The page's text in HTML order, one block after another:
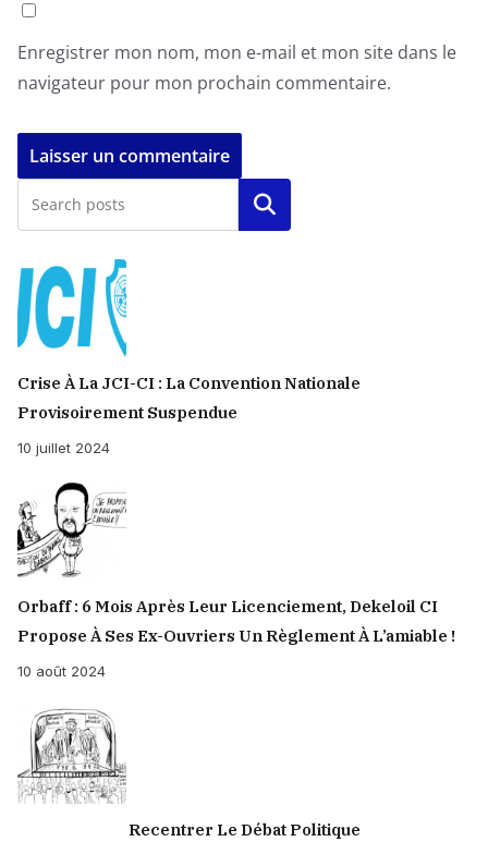
Enregistrer mon nom, mon e-mail et mon site dans le
navigateur pour mon prochain commentaire.
Rechercher
Crise À La JCI-CI : La Convention Nationale
Provisoirement Suspendue
10 juillet 2024
Orbaff : 6 Mois Après Leur Licenciement, Dekeloil CI
Propose À Ses Ex-Ouvriers Un Règlement À L’amiable !
10 août 2024
Recentrer Le Débat Politique